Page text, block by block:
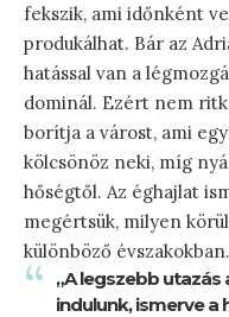
fekszik, ami időnként
produkálhat. Bár az
hatással van a
dominál. Ezért nem
borítja a várost, ami
kölcsönöz neki, míg
hőségtől. Az éghajlat
megértsük, milyen
különböző évszakokban.
„A legszebb
indulunk, ismerve a